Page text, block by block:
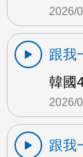
2026/
跟我
韓國
2026/
跟我